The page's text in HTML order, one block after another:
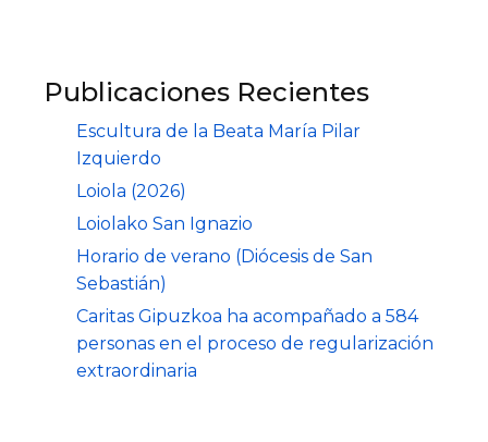
Publicaciones Recientes
Escultura de la Beata María Pilar
Izquierdo
Loiola (2026)
Loiolako San Ignazio
Horario de verano (Diócesis de San
Sebastián)
Caritas Gipuzkoa ha acompañado a 584
personas en el proceso de regularización
extraordinaria